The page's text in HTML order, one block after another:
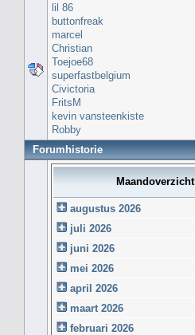
lil 86
buttonfreak
marcel
Christian
Toejoe68
superfastbelgium
Civictoria
FritsM
kevin vansteenkiste
Robby
Forumhistorie
Maandoverzicht
augustus 2026
juli 2026
juni 2026
mei 2026
april 2026
maart 2026
februari 2026